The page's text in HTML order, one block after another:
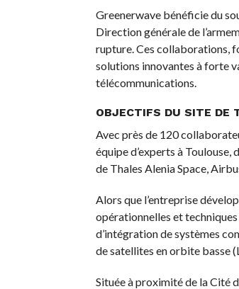
Greenerwave bénéficie du
Direction générale de
rupture. Ces collaborations,
solutions innovantes à forte
télécommunications.
OBJECTIFS DU SITE DE
Avec près de 120
équipe d’experts à
de Thales Alenia Space,
Alors que l’entreprise
opérationnelles et techniques
d’intégration de systèmes
de satellites en orbite basse
Située à proximité de la Cité